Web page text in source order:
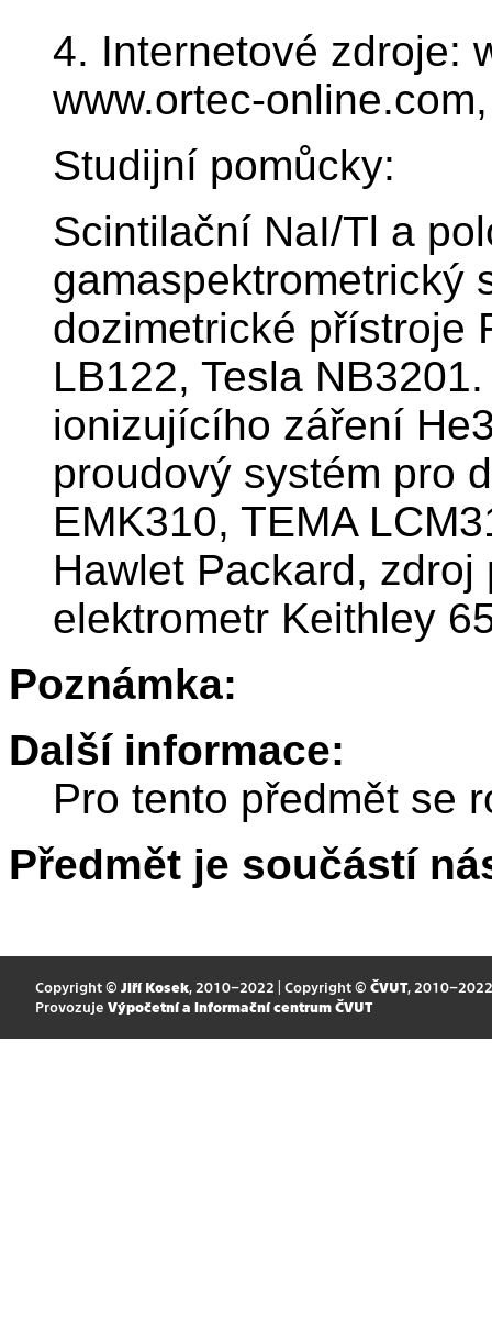
4. Internetové zdroje:
www.ortec-
Studijní pomůcky:
Scintilační NaI/Tl a
gamaspektrometrický
dozimetrické přístroje
LB122, Tesla
ionizujícího záření
proudový systém pro
EMK310, TEMA
Hawlet Packard,
elektrometr Keithley
Poznámka:
Další informace:
Pro tento předmět se
Předmět je součástí
Copyright © Jiří Kosek, 2010–2022 | Copyright © ČVUT, 2010–2022
Provozuje Výpočetní a informační centrum ČVUT